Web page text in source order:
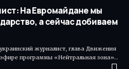
На Евромайдане мы
а сейчас добиваем
журналист, глава Движения
программы «Нейтральная зона»…